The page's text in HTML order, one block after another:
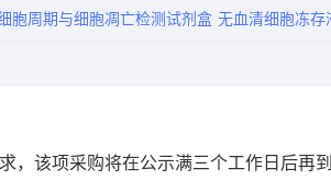
胞周期与细胞凋亡检测试剂盒 无血清细胞冻存
，该项采购将在公示满三个工作日后再